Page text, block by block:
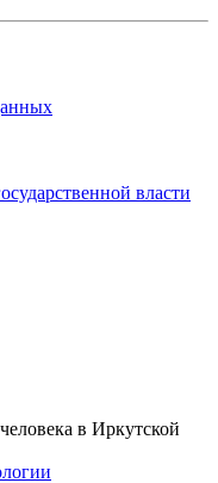
власти
в Иркутской